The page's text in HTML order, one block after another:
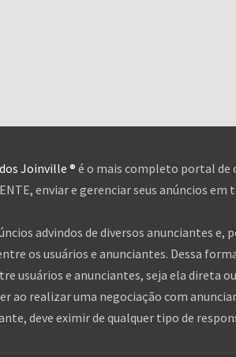
Joinville ® é o mais completo portal de
enviar e gerenciar seus anúncios em
advindos de diversos anunciantes
os usuários e anunciantes. Dessa
usuários e anunciantes, seja ela
ao realizar uma negociação com
deve eximir de qualquer tipo de